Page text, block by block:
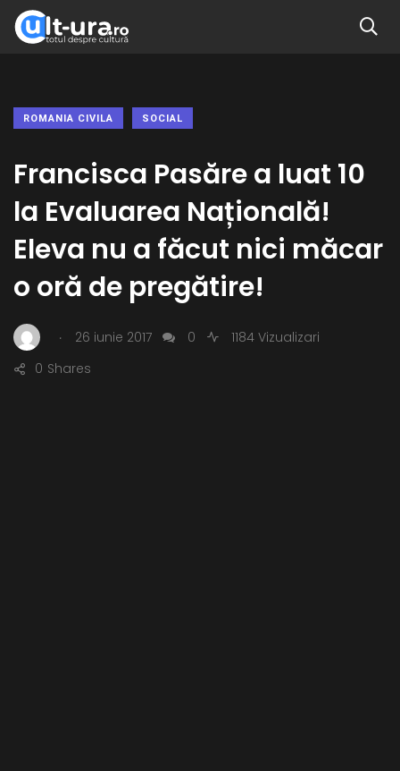
ROMANIA CIVILA SOCIAL
Francisca Pasăre a luat 10
la Evaluarea Națională!
Eleva nu a făcut nici măcar
o oră de pregătire!
. 26 iunie 2017 0
1184 Vizualizari
Shares
0